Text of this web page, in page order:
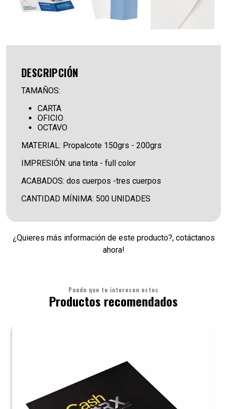
DESCRIPCIÓN
TAMAÑOS:
CARTA
OFICIO
OCTAVO
MATERIAL: Propalcote 150grs - 200grs
IMPRESIÓN: una tinta - full color
ACABADOS: dos cuerpos -tres cuerpos
CANTIDAD MÍNIMA: 500 UNIDADES
¿Quieres más información de este producto?, cotáctanos
ahora!
Puede que te interesen estos
Productos recomendados